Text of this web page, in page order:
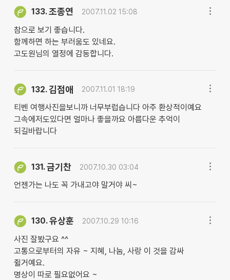
133.조종연 2007.11.02 15:08
참으로 보기 좋습니다.
함께하면 하는 부러움도 있네요.
고도원님의 열정에 감동합니다.
132.김점애 2007.11.01 18:19
티벤 여행사진을보니까 너무부럽습니다 아주 환상적이예요
그속에저도있다면 얼마나 좋을까요 아름다운 추억이
되길바랍니다
131.금기찬 2007.10.30 03:04
언젠가는 나도 꼭 가내고야 말거야 씨~
130.유상훈 2007.10.29 10:16
사진 잘봤구요 ^^
고통으로부터의 자유 ~ 지혜, 나눔, 사랑 이 것을 감싸
쥘거예요.
명상이 따로 필요없어요 ~